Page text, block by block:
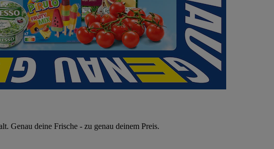
Genau deine Frische - zu genau deinem Preis.